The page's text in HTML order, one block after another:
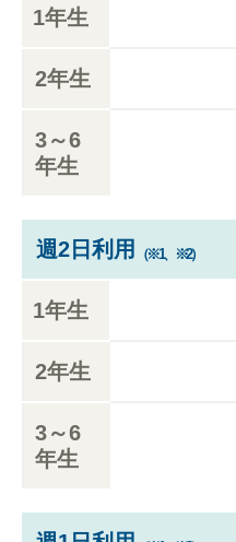
1年生
2年生
3～6
年生
週2日利用 （※1、※2）
1年生
2年生
3～6
年生